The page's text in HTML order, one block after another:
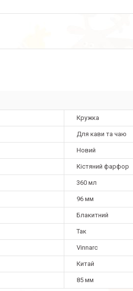
Кружка
Для кави та чаю
Новий
Кістяний фарфор
360 мл
96 мм
Блакитний
Так
Vinnarc
Китай
85 мм